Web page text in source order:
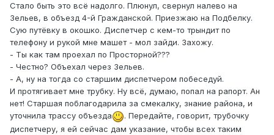
Стало быть это всё надолго. Плюнул, свернул налево на
Зельев, в объезд 4-й Гражданской. Приезжаю на Подбелку.
Сую путёвку в окошко. Диспетчер с кем-то трындит по
телефону и рукой мне машет - мол зайди. Захожу.
- Ты как там проехал по Просторной???
- Честно? Объехал через Зельев.
- А, ну на тогда со старшим диспетчером побеседуй.
И протягивает мне трубку. Ну всё, думаю, попал на рапорт. Ан
нет! Старшая поблагодарила за смекалку, знание района, и
уточнила трассу объезда
. Передайте, говорит, трубочку
диспетчеру, я ей сейчас дам указание, чтобы всех таким